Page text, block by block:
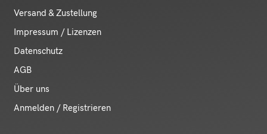
Versand & Zustellung
Impressum / Lizenzen
Datenschutz
AGB
Über uns
Anmelden / Registrieren